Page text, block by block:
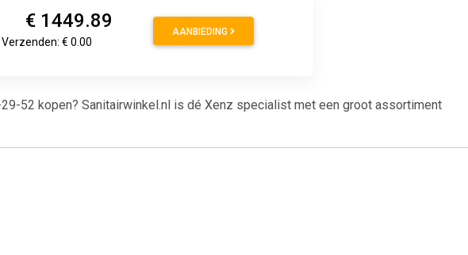
€ 1449.89
Verzenden: € 0.00
AANBIEDING
52 kopen? Sanitairwinkel.nl is dé Xenz specialist met een groot assortiment